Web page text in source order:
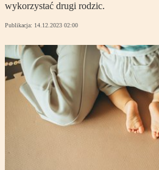
wykorzystać drugi rodzic.
Publikacja: 14.12.2023 02:00